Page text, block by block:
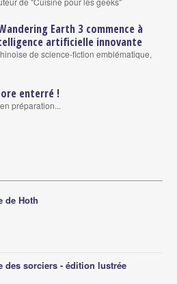
Earth 3 commence à
artificielle innovante
de science-fiction emblématique,
enterré !
préparation...
de Hoth
des sorciers - édition lustrée